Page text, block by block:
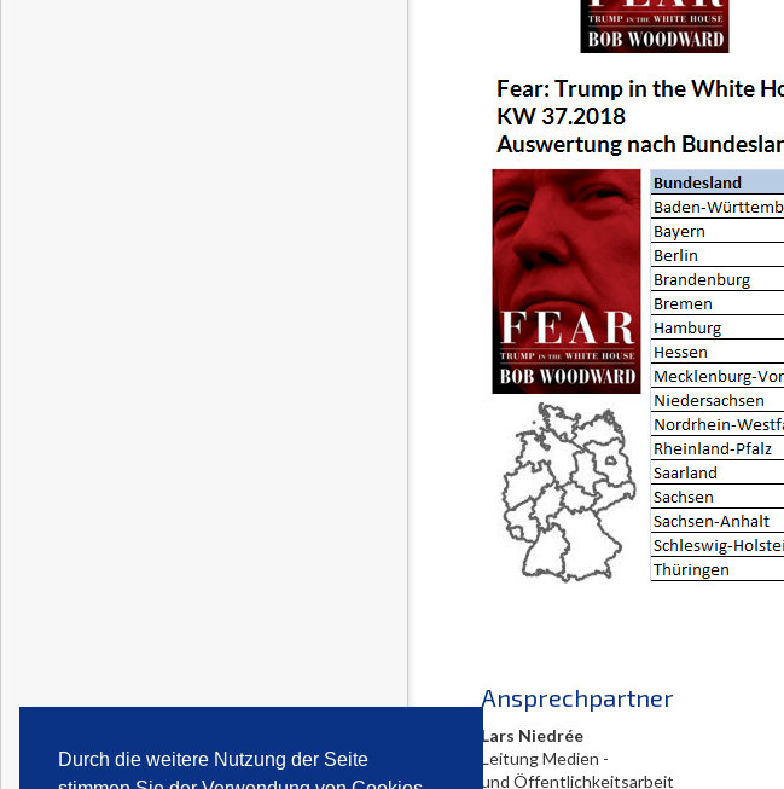
Durch die weitere Nutzung der Seite
Ansprechpartner
Lars Niedrée
Leitung Medien -
und Öffentlichkeitsarbeit